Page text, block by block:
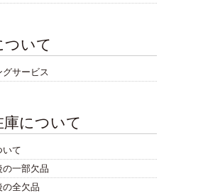
ついて
グサービス
庫について
いて
の一部欠品
の全欠品